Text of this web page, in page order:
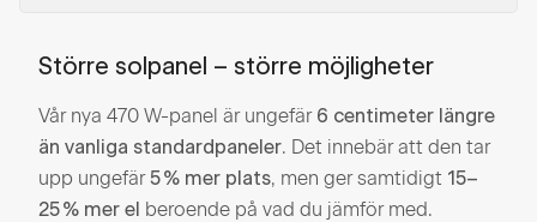
Större solpanel – större möjligheter
Vår nya 470 W-panel är ungefär 6 centimeter längre
än vanliga standardpaneler. Det innebär att den tar
upp ungefär 5 % mer plats, men ger samtidigt 15–
25 % mer el beroende på vad du jämför med.